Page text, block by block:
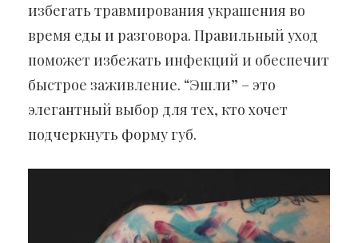
избегать травмирования украшения во
время еды и разговора. Правильный уход
поможет избежать инфекций и обеспечит
быстрое заживление. “Эшли” – это
элегантный выбор для тех, кто хочет
подчеркнуть форму губ.